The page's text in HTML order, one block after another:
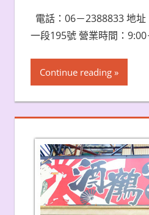
電話：06－2388833 地
一段195號 營業時間：9:00
Continue reading